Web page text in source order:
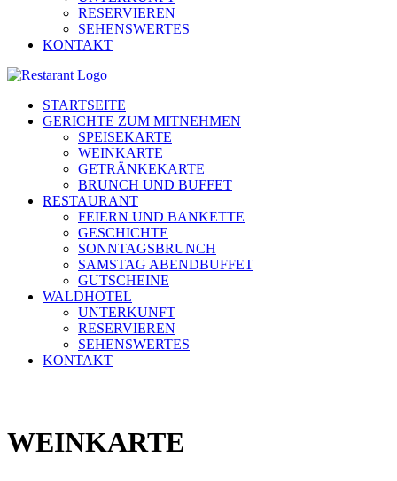
RESERVIEREN
SEHENSWERTES
KONTAKT
STARTSEITE
GERICHTE ZUM MITNEHMEN
SPEISEKARTE
WEINKARTE
GETRÄNKEKARTE
BRUNCH UND BUFFET
RESTAURANT
FEIERN UND BANKETTE
GESCHICHTE
SONNTAGSBRUNCH
SAMSTAG ABENDBUFFET
GUTSCHEINE
WALDHOTEL
UNTERKUNFT
RESERVIEREN
SEHENSWERTES
KONTAKT
WEINKARTE